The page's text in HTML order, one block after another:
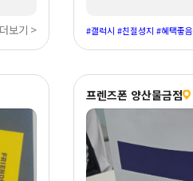
더보기 > #갤럭시 #친절성지 #혜택좋음
프렌즈폰 양산물금점